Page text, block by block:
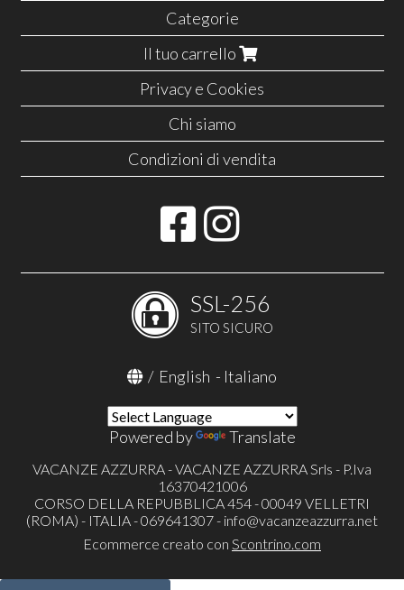
Categorie
Il tuo carrello
Privacy e Cookies
Chi siamo
Condizioni di vendita
SSL-256
SITO SICURO
/ English - Italiano
Powered by Translate
VACANZE AZZURRA - VACANZE AZZURRA Srls - P.Iva
16370421006
CORSO DELLA REPUBBLICA 454 - 00049 VELLETRI
(ROMA) - ITALIA - 069641307 - info@vacanzeazzurra.net
Ecommerce creato con Scontrino.com